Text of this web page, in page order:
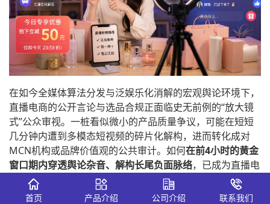
在如今全媒体算法分发与泛娱乐化消解的宏观舆论环境下，
直播电商的公开言论与选品合规正面临史无前例的“放大镜
式”公众审视。一桩看似微小的产品质量争议，可能在短短
几分钟内遭到多模态短视频的碎片化解构，进而转化成对
MCN机构或品牌价值观的公共审计。如何在前4小时的黄金
窗口期内穿透舆论杂音、解构长尾负面脉络，已成为直播电
商宣发、明星经纪以及商誉风控的核心课题。
首页 产品介绍 公司介绍 联系我们